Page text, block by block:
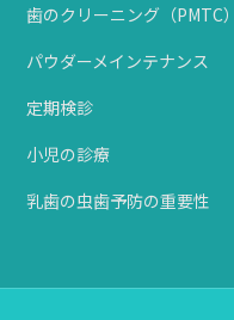
歯のクリーニング（PMTC）
パウダーメインテナンス
定期検診
小児の診療
乳歯の虫歯予防の重要性